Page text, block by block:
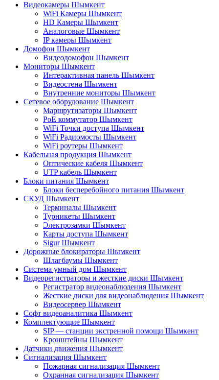
Видеокамеры Шымкент
WiFi Камеры Шымкент
HD Камеры Шымкент
Аналоговые Шымкент
IP камеры Шымкент
Домофон Шымкент
Видеодомофон Шымкент
Мониторы Шымкент
Интерактивная панель Шымкент
Видеостена Шымкент
Внутренние мониторы Шымкент
Сетевое оборудование Шымкент
Маршрутизаторы Шымкент
PoE коммутатор Шымкент
WiFi Точки доступа Шымкент
WiFi Радиомосты Шымкент
WiFi роутеры Шымкент
Кабельная продукция Шымкент
Оптические кабеля Шымкент
UTP кабель Шымкент
Блоки питания Шымкент
Блоки бесперебойного питания Шымкент
СКУД Шымкент
Терминалы Шымкент
Турникеты Шымкент
Электрозамки Шымкент
Карты доступа Шымкент
Sigur Шымкент
Дорожные блокираторы Шымкент
Шлагбаумы Шымкент
Система умный дом Шымкент
Видеорегистраторы и жесткие диски Шымкент
Регистратор видеонаблюдения Шымкент
Жесткие диски для видеонаблюдения Шымкент
Видеосервер Шымкент
Софт видеоаналитика Шымкент
Комплектующие Шымкент
SIP — станции экстренной помощи Шымкент
Кронштейны Шымкент
Датчики движения Шымкент
Сигнализация Шымкент
Пожарная сигнализация Шымкент
Охранная сигнализация Шымкент